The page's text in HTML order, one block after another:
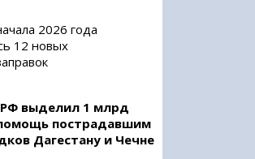
2026 года
12 новых
выделил 1 млрд
пострадавшим
Дагестану и Чечне